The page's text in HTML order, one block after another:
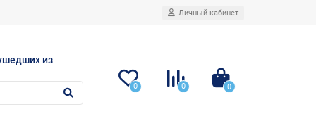
Личный кабинет
из
0 0 0